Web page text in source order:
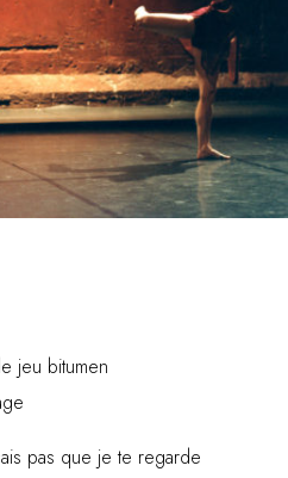
jeu bitumen
pas que je te regarde